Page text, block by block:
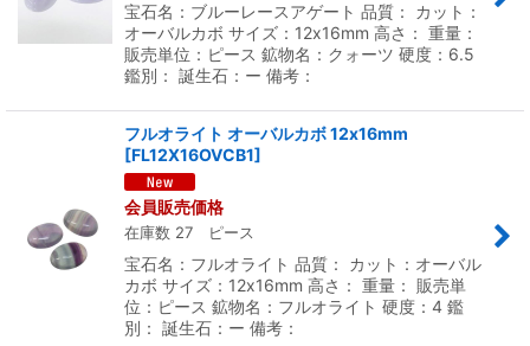
宝石名：ブルーレースアゲート 品質： カット：
オーバルカボ サイズ：12x16mm 高さ： 重量：
販売単位：ピース 鉱物名：クォーツ 硬度：6.5
鑑別： 誕生石：ー 備考：
フルオライト オーバルカボ 12x16mm
[FL12X16OVCB1]
会員販売価格
在庫数 27 ピース
宝石名：フルオライト 品質： カット：オーバル
カボ サイズ：12x16mm 高さ： 重量： 販売単
位：ピース 鉱物名：フルオライト 硬度：4 鑑
別： 誕生石：ー 備考：